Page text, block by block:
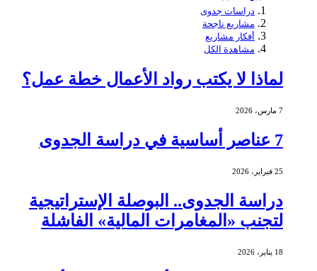
دراسات جدوى
مشاريع ناجحة
أفكار مشاريع
مشاهدة الكل
لماذا لا يكتب رواد الأعمال خطة عمل؟
7 مارس، 2026
7 عناصر أساسية في دراسة الجدوى
25 فبراير، 2026
دراسة الجدوى.. البوصلة الإستراتيجية
لتجنب «المغامرات المالية» الفاشلة
18 يناير، 2026